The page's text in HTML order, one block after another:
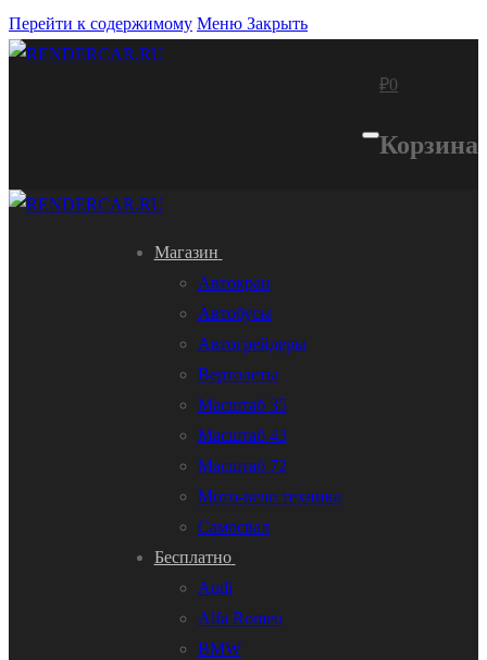
Перейти к содержимому Меню Закрыть
₽0
Корзина
Магазин
Автокран
Автобусы
Автогрейдеры
Вертолеты
Масштаб 35
Масштаб 43
Масштаб 72
Мото-вело техника
Самосвал
Бесплатно
Audi
Alfa Romeo
BMW